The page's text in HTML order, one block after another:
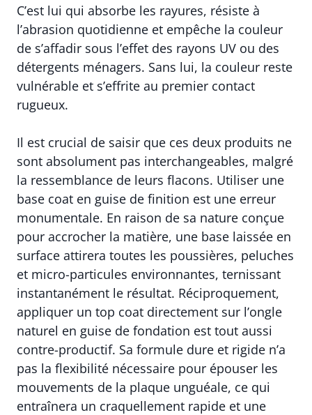
C’est lui qui absorbe les rayures, résiste à
l’abrasion quotidienne et empêche la couleur
de s’affadir sous l’effet des rayons UV ou des
détergents ménagers. Sans lui, la couleur reste
vulnérable et s’effrite au premier contact
rugueux.
Il est crucial de saisir que ces deux produits ne
sont absolument pas interchangeables, malgré
la ressemblance de leurs flacons. Utiliser une
base coat en guise de finition est une erreur
monumentale. En raison de sa nature conçue
pour accrocher la matière, une base laissée en
surface attirera toutes les poussières, peluches
et micro-particules environnantes, ternissant
instantanément le résultat. Réciproquement,
appliquer un top coat directement sur l’ongle
naturel en guise de fondation est tout aussi
contre-productif. Sa formule dure et rigide n’a
pas la flexibilité nécessaire pour épouser les
mouvements de la plaque unguéale, ce qui
entraînera un craquellement rapide et une